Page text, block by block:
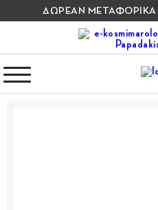
ΔΩΡΕΑΝ ΜΕΤΑΦΟΡΙΚΑ